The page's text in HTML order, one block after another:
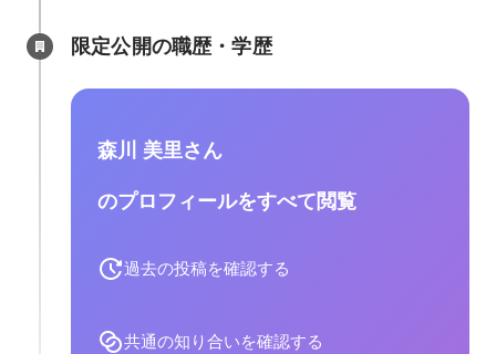
限定公開の職歴・学歴
森川 美里さん
のプロフィールをすべて閲覧
過去の投稿を確認する
共通の知り合いを確認する